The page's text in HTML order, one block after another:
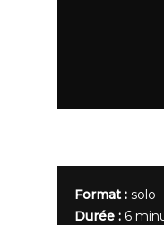
Format : solo
Durée : 6